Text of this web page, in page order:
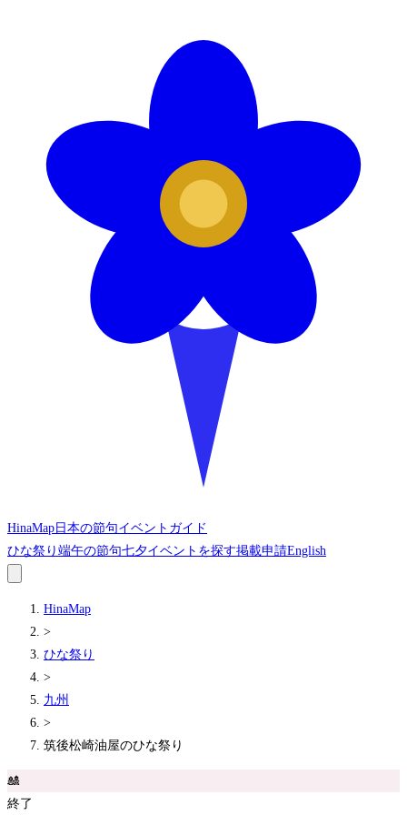
HinaMap 日本の節句イベントガイド
ひな祭り 端午の節句七夕イベントを探す掲載申請English
HinaMap
>
ひな祭り
>
九州
>
筑後松崎油屋のひな祭り
🎎
終了